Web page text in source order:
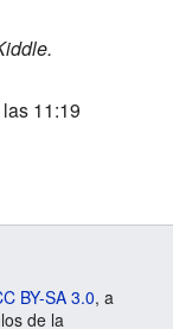
11:19
BY-SA 3.0, a
de la